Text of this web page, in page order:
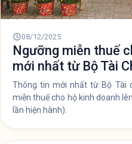
08/12/2025
Ngưỡng miễn thuế
mới nhất từ Bộ Tài
Thông tin mới nhất từ Bộ Tài
miễn thuế cho hộ kinh doanh
lần hiện hành).